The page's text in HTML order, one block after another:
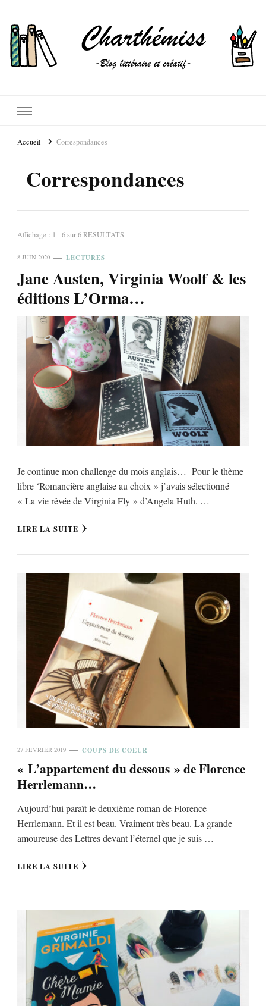
Accueil Correspondances
Correspondances
Affichage : 1 - 6 sur 6 RÉSULTATS
8 JUIN 2020 LECTURES
Jane Austen, Virginia Woolf & les
éditions L’Orma…
Je continue mon challenge du mois anglais… Pour le thème
libre ‘Romancière anglaise au choix » j’avais sélectionné
« La vie rêvée de Virginia Fly » d’Angela Huth. …
LIRE LA SUITE
27 FÉVRIER 2019 COUPS DE COEUR
« L’appartement du dessous » de Florence
Herrlemann…
Aujourd’hui paraît le deuxième roman de Florence
Herrlemann. Et il est beau. Vraiment très beau. La grande
amoureuse des Lettres devant l’éternel que je suis …
LIRE LA SUITE